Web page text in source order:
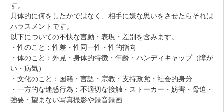
す。
具体的に何をしたかではなく、相手に嫌な思いをさせたらそれは
ハラスメントです。
以下についての不快な言動・表現・差別を含みます。
・性のこと：性差・性同一性・性的指向
・体のこと：外見・身体的特徴・年齢・ハンディキャップ（障が
い・病気）
・文化のこと：国籍・言語・宗教・支持政党・社会的身分
・一方的な迷惑行為：不適切な接触・ストーカー・妨害・脅迫・
強要・望まない写真撮影や録音録画